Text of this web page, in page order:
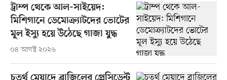
ট্রাম্প থেকে আল-সাইয়েদ:
মিশিগানে ডেমোক্র্যাটদের ভোটের
মূল ইস্যু হয়ে উঠেছে গাজা যুদ্ধ
০৪ আগস্ট ২০২৬